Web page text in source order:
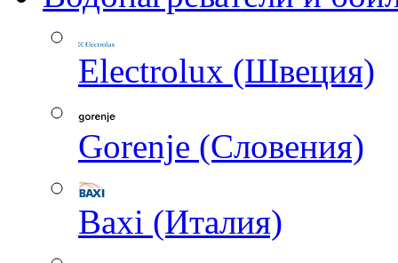
Electrolux (Швеция)
Gorenje (Словения)
Baxi (Италия)